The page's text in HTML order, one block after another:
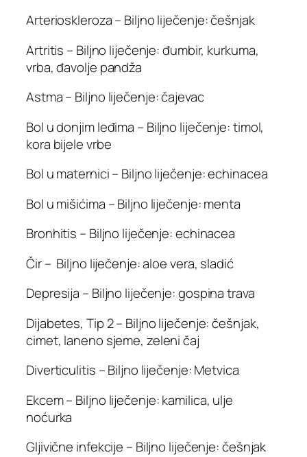
Arterioskleroza – Biljno liječenje: češnjak
Artritis – Biljno liječenje: đumbir, kurkuma,
vrba, đavolje pandža
Astma – Biljno liječenje: čajevac
Bol u donjim leđima – Biljno liječenje: timol,
kora bijele vrbe
Bol u maternici – Biljno liječenje: echinacea
Bol u mišićima – Biljno liječenje: menta
Bronhitis – Biljno liječenje: echinacea
Čir – Biljno liječenje: aloe vera, sladić
Depresija – Biljno liječenje: gospina trava
Dijabetes, Tip 2 – Biljno liječenje: češnjak,
cimet, laneno sjeme, zeleni čaj
Diverticulitis – Biljno liječenje: Metvica
Ekcem – Biljno liječenje: kamilica, ulje
noćurka
Gljivične infekcije – Biljno liječenje: češnjak